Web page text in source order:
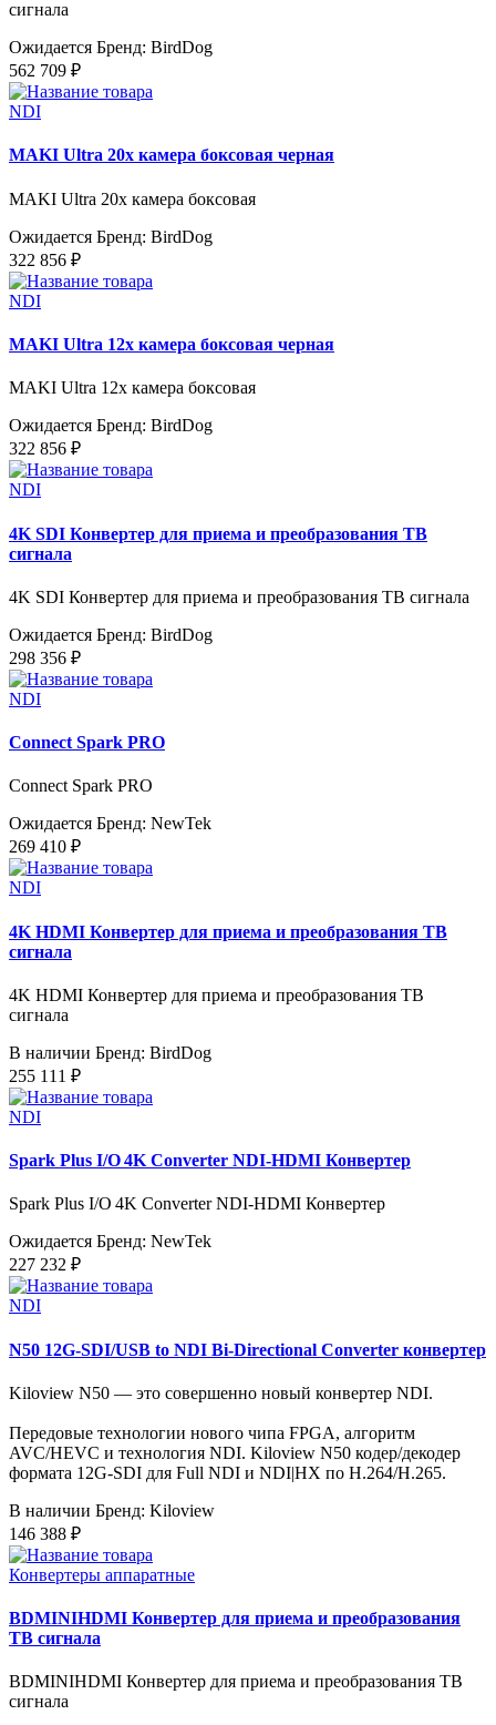
сигнала
Ожидается Бренд: BirdDog
562 709 ₽
NDI
MAKI Ultra 20х камера боксовая черная
MAKI Ultra 20х камера боксовая
Ожидается Бренд: BirdDog
322 856 ₽
NDI
MAKI Ultra 12х камера боксовая черная
MAKI Ultra 12х камера боксовая
Ожидается Бренд: BirdDog
322 856 ₽
NDI
4K SDI Конвертер для приема и преобразования ТВ
сигнала
4K SDI Конвертер для приема и преобразования ТВ сигнала
Ожидается Бренд: BirdDog
298 356 ₽
NDI
Connect Spark PRO
Connect Spark PRO
Ожидается Бренд: NewTek
269 410 ₽
NDI
4K HDMI Конвертер для приема и преобразования ТВ
сигнала
4K HDMI Конвертер для приема и преобразования ТВ
сигнала
В наличии Бренд: BirdDog
255 111 ₽
NDI
Spark Plus I/O 4K Converter NDI-HDMI Конвертер
Spark Plus I/O 4K Converter NDI-HDMI Конвертер
Ожидается Бренд: NewTek
227 232 ₽
NDI
N50 12G-SDI/USB to NDI Bi-Directional Converter конвертер
Kiloview N50 — это совершенно новый конвертер NDI.
Передовые технологии нового чипа FPGA, алгоритм
AVC/HEVC и технология NDI. Kiloview N50 кодер/декодер
формата 12G-SDI для Full NDI и NDI|HX по H.264/H.265.
В наличии Бренд: Kiloview
146 388 ₽
Конвертеры аппаратные
BDMINIHDMI Конвертер для приема и преобразования
ТВ сигнала
BDMINIHDMI Конвертер для приема и преобразования ТВ
сигнала